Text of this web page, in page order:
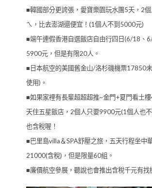
■韓國部分更誇張，愛寶樂園玩水團5天，2
ㄟ，比去澎湖還便宜！(1個人不到5000元)
■端午連假香港自選飯店自由行四日(6/18、
5900元，但是有限20人。
■日本航空的美國舊金山/洛杉磯機票17850
使用)。
■如果家裡有長輩超超超推~金門+夏門看土
天住五星飯店，2個人只要9900元(1個人也
也含稅喔！
■巴里島villa＆SPA舒壓之旅，五天行程坐中
21000(含稅)，但是限量60組。
■廉價航空參展，聽說也會推出含稅千元有找